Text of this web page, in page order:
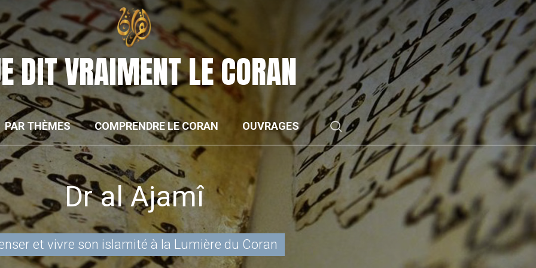
DIT VRAIMENT LE CORAN
PAR THÈMES COMPRENDRE LE CORAN OUVRAGES search
Dr al Ajamî
et vivre son islamité à la Lumière du Coran